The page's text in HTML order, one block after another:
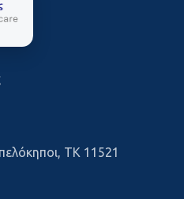
ΤΚ 11521